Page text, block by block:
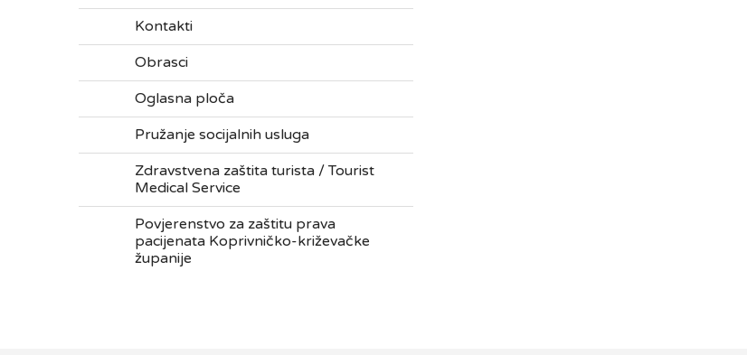
Kontakti
Obrasci
Oglasna ploča
Pružanje socijalnih usluga
Zdravstvena zaštita turista / Tourist
Medical Service
Povjerenstvo za zaštitu prava
pacijenata Koprivničko-križevačke
županije